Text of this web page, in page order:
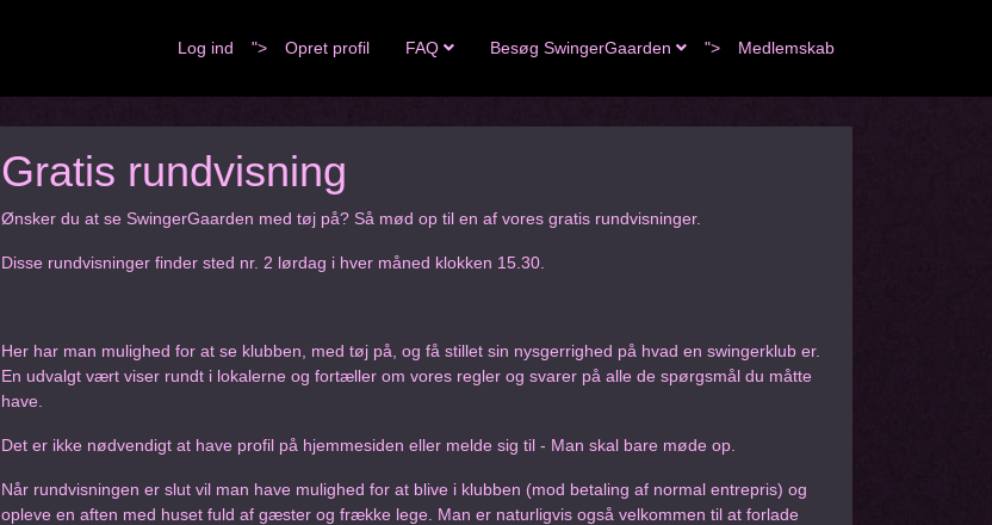
Log ind "> Opret profil FAQ Besøg SwingerGaarden "> Medlemskab
Gratis rundvisning
Ønsker du at se SwingerGaarden med tøj på? Så mød op til en af vores gratis rundvisninger.
Disse rundvisninger finder sted nr. 2 lørdag i hver måned klokken 15.30.
Her har man mulighed for at se klubben, med tøj på, og få stillet sin nysgerrighed på hvad en swingerklub er.
En udvalgt vært viser rundt i lokalerne og fortæller om vores regler og svarer på alle de spørgsmål du måtte
have.
Det er ikke nødvendigt at have profil på hjemmesiden eller melde sig til - Man skal bare møde op.
Når rundvisningen er slut vil man have mulighed for at blive i klubben (mod betaling af normal entrepris) og
opleve en aften med huset fuld af gæster og frække lege. Man er naturligvis også velkommen til at forlade